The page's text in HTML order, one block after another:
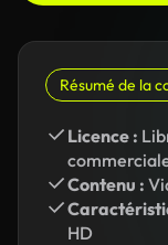
Résumé de la
Licence :
Contenu :
HD